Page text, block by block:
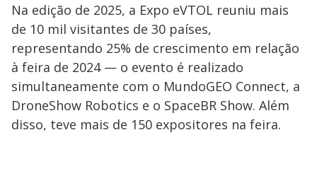
Na edição de 2025, a Expo eVTOL reuniu mais
de 10 mil visitantes de 30 países,
representando 25% de crescimento em relação
à feira de 2024 — o evento é realizado
simultaneamente com o MundoGEO Connect, a
DroneShow Robotics e o SpaceBR Show. Além
disso, teve mais de 150 expositores na feira.